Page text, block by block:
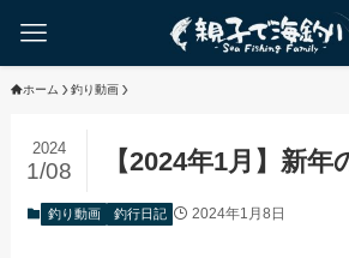
ホーム 釣り動画
【2024年1月】新年
2024
1/08
釣り動画 釣行日記 2024年1月8日